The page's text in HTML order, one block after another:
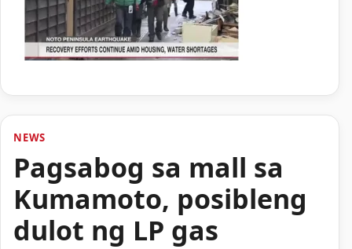
NEWS
Pagsabog sa mall sa
Kumamoto, posibleng
dulot ng LP gas